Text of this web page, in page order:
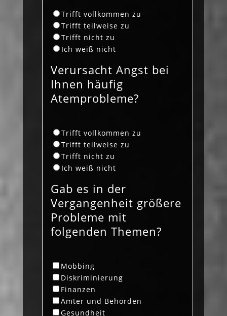
Trifft vollkommen zu
Trifft teilweise zu
Trifft nicht zu
Ich weiß nicht
Verursacht Angst bei
Ihnen häufig
Atemprobleme?
Trifft vollkommen zu
Trifft teilweise zu
Trifft nicht zu
Ich weiß nicht
Gab es in der
Vergangenheit größere
Probleme mit
folgenden Themen?
Mobbing
Diskriminierung
Finanzen
Ämter und Behörden
Gesundheit